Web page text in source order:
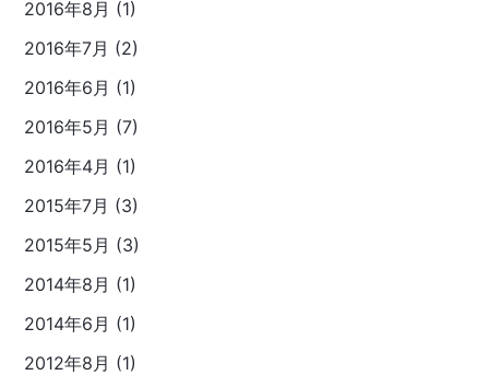
2016年8月 (1)
2016年7月 (2)
2016年6月 (1)
2016年5月 (7)
2016年4月 (1)
2015年7月 (3)
2015年5月 (3)
2014年8月 (1)
2014年6月 (1)
2012年8月 (1)